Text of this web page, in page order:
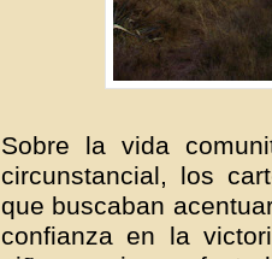
Sobre la vida
circunstancial, los
que buscaban
confianza en la